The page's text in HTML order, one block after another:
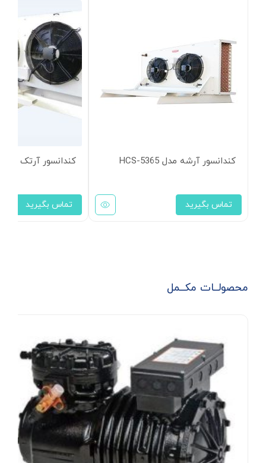
کندانسور آرشه مدل HCS-5365
تماس بگیرید
کندانسور آرتک مدل S-L53
تماس بگیرید
محصولــات مکــمل